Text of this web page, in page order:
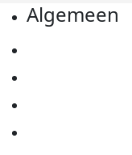
Algemeen